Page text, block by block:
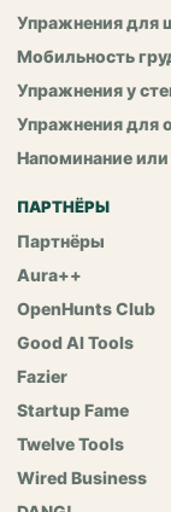
Упражнения для
Мобильность
Упражнения у
Упражнения для
Напоминание или
ПАРТНЁРЫ
Партнёры
Aura++
OpenHunts Club
Good AI Tools
Fazier
Startup Fame
Twelve Tools
Wired Business